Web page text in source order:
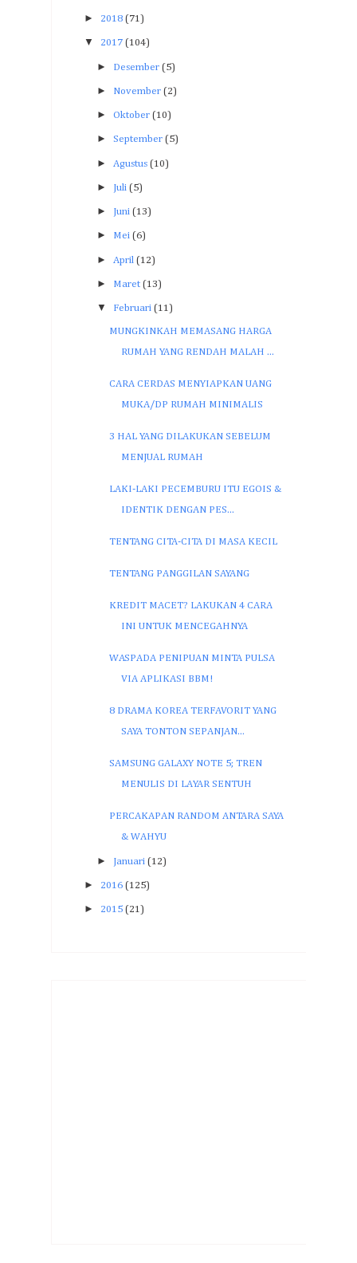
► 2018 (71)
▼ 2017 (104)
► Desember (5)
► November (2)
► Oktober (10)
► September (5)
► Agustus (10)
► Juli (5)
► Juni (13)
► Mei (6)
► April (12)
► Maret (13)
▼ Februari (11)
MUNGKINKAH MEMASANG HARGA
RUMAH YANG RENDAH MALAH ...
CARA CERDAS MENYIAPKAN UANG
MUKA/DP RUMAH MINIMALIS
3 HAL YANG DILAKUKAN SEBELUM
MENJUAL RUMAH
LAKI-LAKI PECEMBURU ITU EGOIS &
IDENTIK DENGAN PES...
TENTANG CITA-CITA DI MASA KECIL
TENTANG PANGGILAN SAYANG
KREDIT MACET? LAKUKAN 4 CARA
INI UNTUK MENCEGAHNYA
WASPADA PENIPUAN MINTA PULSA
VIA APLIKASI BBM!
8 DRAMA KOREA TERFAVORIT YANG
SAYA TONTON SEPANJAN...
SAMSUNG GALAXY NOTE 5; TREN
MENULIS DI LAYAR SENTUH
PERCAKAPAN RANDOM ANTARA SAYA
& WAHYU
► Januari (12)
► 2016 (125)
► 2015 (21)